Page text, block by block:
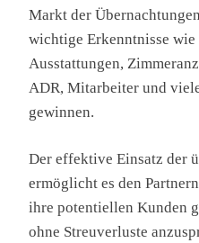
Markt der
wichtige Erkenntnisse wie
Ausstattungen,
ADR, Mitarbeiter und
gewinnen.
Der effektive Einsatz der
ermöglicht es den
ihre potentiellen Kunden
ohne Streuverluste